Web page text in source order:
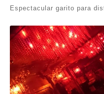
Espectacular garito para